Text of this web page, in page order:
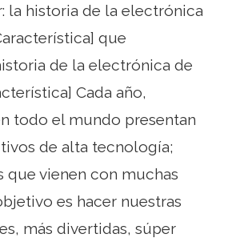
la historia de la electrónica
que
de la electrónica de
Cada año,
todo el mundo presentan
de alta tecnología;
que vienen con muchas
es hacer nuestras
más divertidas, súper